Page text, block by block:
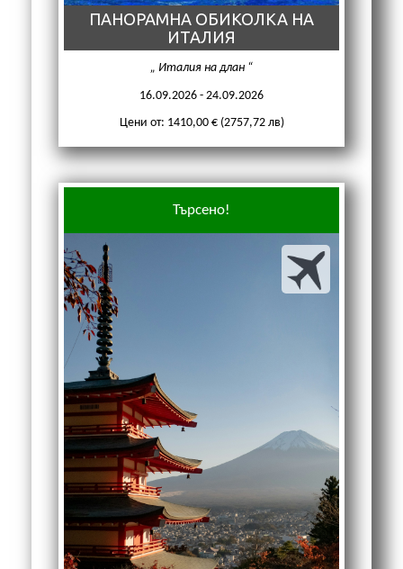
ПАНОРАМНА ОБИКОЛКА НА
ИТАЛИЯ
Италия на длан
16.09.2026 - 24.09.2026
Цени от: 1410,00 € (2757,72 лв)
Търсено!